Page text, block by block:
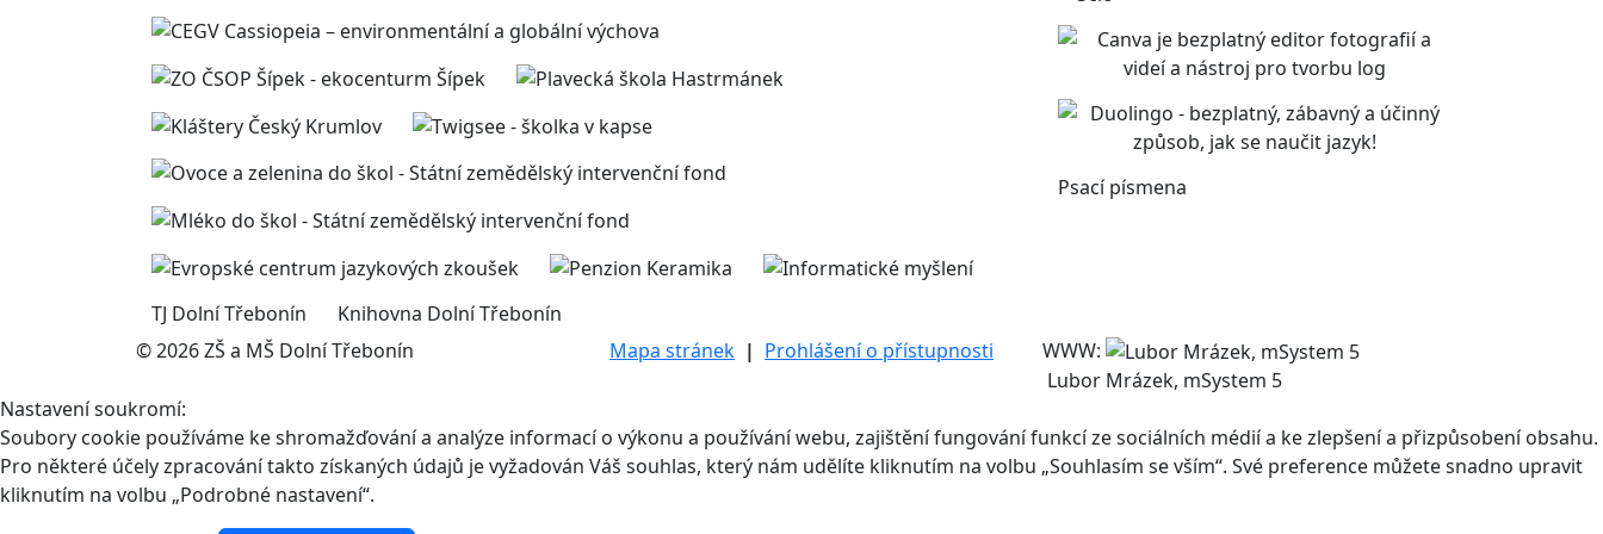
TJ Dolní Třebonín Knihovna Dolní Třebonín
Psací písmena
Mapa stránek | Prohlášení o přístupnosti
© 2026 ZŠ a MŠ Dolní Třebonín
WWW:
Lubor Mrázek, mSystem 5
Nastavení soukromí:
Soubory cookie používáme ke shromažďování a analýze informací o výkonu a používání webu, zajištění fungování funkcí ze sociálních médií a ke zlepšení a přizpůsobení obsahu.
Pro některé účely zpracování takto získaných údajů je vyžadován Váš souhlas, který nám udělíte kliknutím na volbu „Souhlasím se vším“. Své preference můžete snadno upravit
kliknutím na volbu „Podrobné nastavení“.